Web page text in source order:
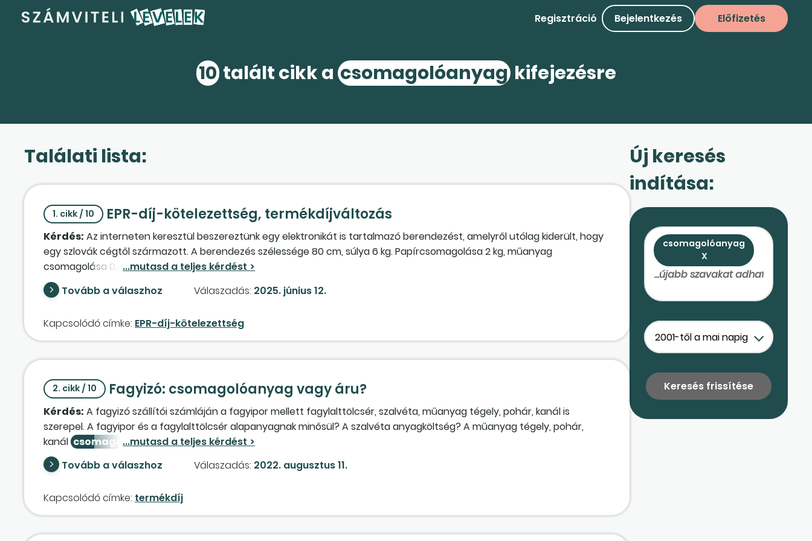
Regisztráció Bejelentkezés Előfizetés
10talált cikk a csomagolóanyagkifejezésre
Találati lista:
1. cikk / 10 EPR-díj-kötelezettség, termékdíjváltozás
Kérdés: Az interneten keresztül beszereztünk egy elektronikát is tartalmazó berendezést, amelyről utólag kiderült, hogy
egy szlovák cégtől származott. A berendezés szélessége 80 cm, súlya 6 kg. Papírcsomagolása 2 kg, műanyag
csomagolása 0,4 kg. A berendezést májusban szeretnénk üzembe helyezni. Értelmezésünk szerint ez a berendezés az
import miatt EPR-díj-köteles termék, amelyet a 2. negyedévben kell bevallanunk. Mivel egyelőre nem vagyunk EPR-díj-
kötelezettek, ilyen szakértelemmel nem rendelkezünk, szeretnénk, ha lépésről lépésre leírnák a regisztráció és a bevallás
szükséges.
Tovább a válaszhoz Válaszadás: 2025. június 12.
Kapcsolódó címke: EPR-díj-kötelezettség
2. cikk / 10 Fagyizó: csomagolóanyag vagy áru?
Kérdés: A fagyizó szállítói számláján a fagyipor mellett fagylalttölcsér, szalvéta, műanyag tégely, pohár, kanál is
szerepel. A fagyipor és a fagylalttölcsér alapanyagnak minősül? A szalvéta anyagköltség? A műanyag tégely, pohár,
kanál csomagolóanyag -költség vagy áru? (Külön nem kérnek pénzt érte.) A magyarországi szállítószámlán nincs
feltüntetve, hogy a termékdíjat a szállító megfizette. A műanyag áru termékdíjköteles?
Tovább a válaszhoz Válaszadás: 2022. augusztus 11.
Kapcsolódó címke: termékdíj
Új keresés
indítása:
csomagolóanyag
X